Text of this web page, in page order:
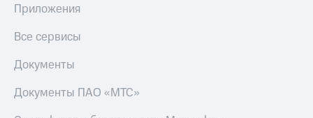
Приложения
Все сервисы
Документы
Документы ПАО «МТС»